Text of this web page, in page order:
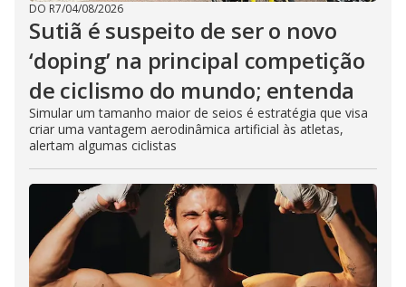
DO R7/04/08/2026
Sutiã é suspeito de ser o novo
‘doping’ na principal competição
de ciclismo do mundo; entenda
Simular um tamanho maior de seios é estratégia que visa
criar uma vantagem aerodinâmica artificial às atletas,
alertam algumas ciclistas